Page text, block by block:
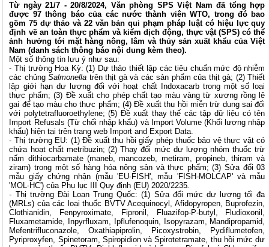
Từ ngày 21/7 - 20/8/2024, Văn phòng SPS Việt Nam đã tổng hợp
được 97 thông báo của các nước thành viên WTO, trong đó bao
gồm 75 dự thảo và 22 văn bản qui phạm pháp luật có hiệu lực quy
định về an toàn thực phẩm và kiểm dịch động, thực vật (SPS) có thể
ảnh hưởng tới mặt hàng nông, lâm và thủy sản xuất khẩu của Việt
Nam (danh sách thông báo nội dung kèm theo).
Một số thông tin lưu ý như sau:
- Thị trường Hoa Kỳ: (1) Dự thảo thiết lập các tiêu chuẩn mức độ nhiễm
các chủngSalmonella trên thịt gà và các sản phẩm của thịt gà; (2) Thiết
lập giới hạn dư lượng đối với hoạt chất Indoxacarb trong một số loại
thực phẩm; (3) Đề xuất cho phép chất tạo màu vàng từ xương rồng lê
gai để tạo màu cho thực phẩm; (4) Đề xuất thu hồi miễn trừ dung sai đối
với polytetrafluoroethylene; (5) Đề xuất thay thế các tập dữ liệu có tên
Import Refusals (Từ chối nhập khẩu) và Import Volume (Khối lượng nhập
khẩu) hiện tại trên trang web Import and Export Data.
- Thị trường EU: (1) Đề xuất thu hồi giấy phép thuốc bảo vệ thực vật có
chứa hoạt chất metribuzin; (2) Thay đổi mức dư lượng nhóm thuốc trừ
nấm dithiocarbamate (maneb, mancozeb, metiram, propineb, thiram và
ziram) trong một số hàng hóa nông sản và thực phẩm; (3) Sửa đổi 03
mẫu giấy chứng nhận (mẫu 'EU-FISH', mẫu 'FISH-MOLCAP' và mẫu
'MOL-HC') của Phụ lục III Quy định (EU) 2020/2235.
- Thị trường Đài Loan Trung Quốc: (1) Sửa đổi mức dư lượng tối đa
(MRLs) của các loại thuốc BVTV Acequinocyl, Afidopyropen, Buprofezin,
Clothianidin, Fenpyroximate, Fipronil, Fluazifop-P-butyl, Fludioxonil,
Fluxametamide, Inpyrfluxam, Ipflufenoquin, Isopyrazam, Mandipropamid,
Mefentrifluconazole, Oxathiapiprolin, Picoxystrobin, Pydiflumetofen,
Pyriproxyfen, Spinetoram, Spiropidion và Spirotetramate, thu hồi mức dư